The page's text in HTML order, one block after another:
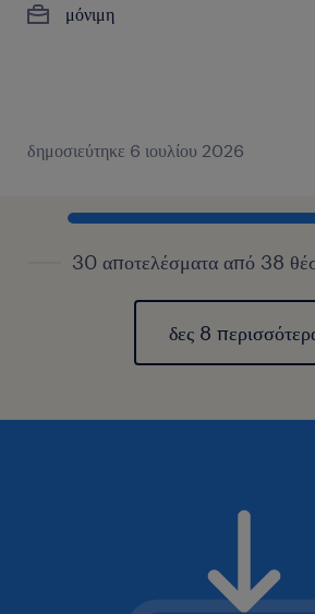
μόνιμη
δημοσιεύτηκε 6 ιουλίου 2026
30 αποτελέσματα από 38
δες 8